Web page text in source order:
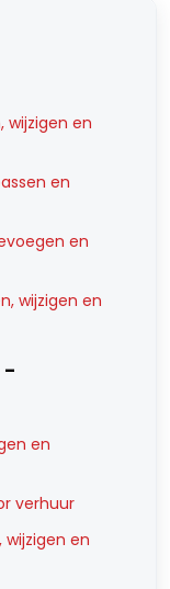
wijzigen en
en
en
wijzigen en
-
en
verhuur
wijzigen en